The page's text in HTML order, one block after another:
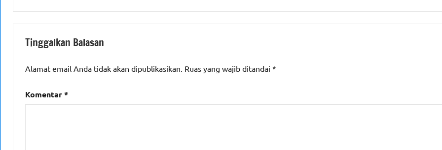
Tinggalkan Balasan
Alamat email Anda tidak akan dipublikasikan. Ruas yang wajib ditandai *
Komentar*